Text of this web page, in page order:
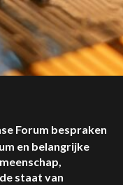
Forum bespraken
en belangrijke
staat van